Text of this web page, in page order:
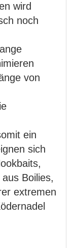
wird
noch
von
ein
sich
Boilies,
extremen